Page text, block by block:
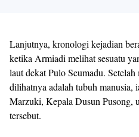
Lanjutnya, kronologi kejadian
ketika Armiadi melihat sesuatu
laut dekat Pulo Seumadu.
dilihatnya adalah tubuh manusia,
Marzuki, Kepala Dusun Pusong,
tersebut.